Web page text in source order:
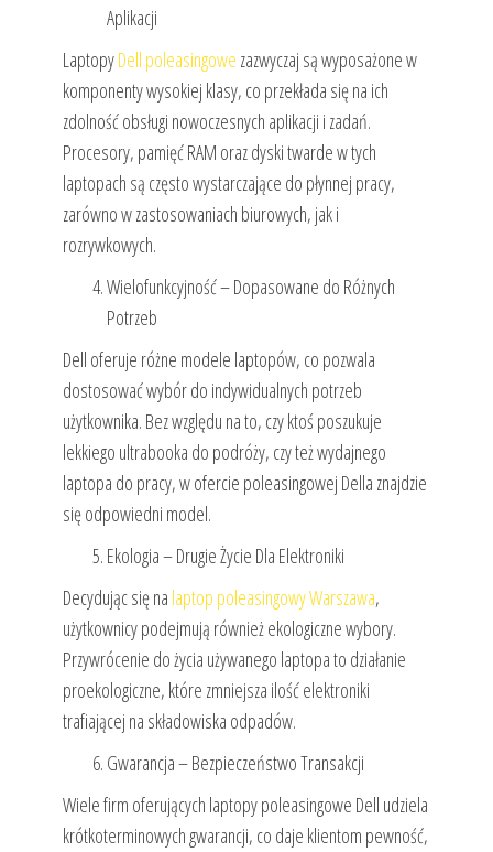
Aplikacji
LaptopyDell poleasingowe zazwyczaj są wyposażone w
komponenty wysokiej klasy, co przekłada się na ich
zdolność obsługi nowoczesnych aplikacji i zadań.
Procesory, pamięć RAM oraz dyski twarde w tych
laptopach są często wystarczające do płynnej pracy,
zarówno w zastosowaniach biurowych, jak i
rozrywkowych.
Wielofunkcyjność – Dopasowane do Różnych
Potrzeb
Dell oferuje różne modele laptopów, co pozwala
dostosować wybór do indywidualnych potrzeb
użytkownika. Bez względu na to, czy ktoś poszukuje
lekkiego ultrabooka do podróży, czy też wydajnego
laptopa do pracy, w ofercie poleasingowej Della znajdzie
się odpowiedni model.
Ekologia – Drugie Życie Dla Elektroniki
Decydując się na laptop poleasingowy Warszawa,
użytkownicy podejmują również ekologiczne wybory.
Przywrócenie do życia używanego laptopa to działanie
proekologiczne, które zmniejsza ilość elektroniki
trafiającej na składowiska odpadów.
Gwarancja – Bezpieczeństwo Transakcji
Wiele firm oferujących laptopy poleasingowe Dell udziela
krótkoterminowych gwarancji, co daje klientom pewność,